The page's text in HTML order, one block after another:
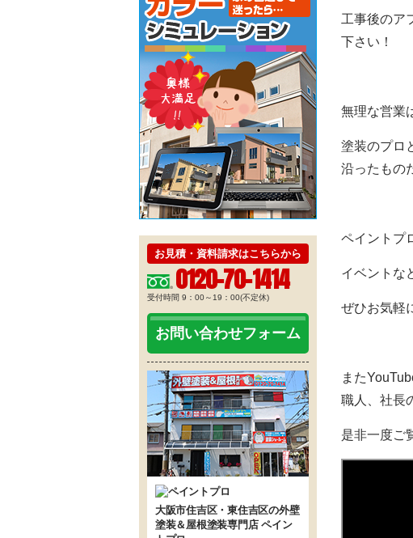
工事後のア
下さい！
無理な営業
塗装のプロ
沿ったもの
ペイントプ
イベントな
ぜひお気軽
また
職人、社長
是非一度ご
お見積・資料請求はこちらから
0120-70-1414
受付時間 9：00～19：00(不定休)
お問い合わせフォーム
大阪市住吉区・東住吉区の外壁
塗装＆屋根塗装専門店 ペイン